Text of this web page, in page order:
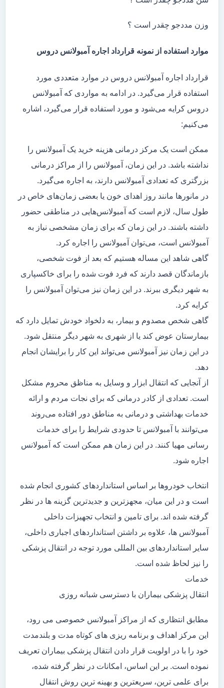
وزن مددجو چقدر است ؟
موارد استفاده از نمونه قرارداد اجاره آمبولانس دروس
قرارداد اجاره آمبولانس دروس در موارد متعددی مورد
استفاده قرار می‌گیرد. در ادامه به مواردی که آمبولانس
دروس کرایه می‌شود و مورد استفاده قرار می‌گیرد، اشاره
می‌کنیم:
ممکن است یک مرکز درمانی هزینه خرید یک آمبولانس را
نداشته باشد. در این زمان، آمبولانس را از مراکز درمانی
بزرگتری که تعدادی آمبولانس دارند، به اجاره می‌گیرد.
در مانور‌ها مانند روز اهدای خون یا بعضی زمان‌های خاص در
طول سال، لازم است که آمبولانس‌هایی در مناطقی حضور
داشته باشند. در این زمان که برای زمان مشخصی نیاز به
آمبولانس است، می‌توان آمبولانس را اجاره کرد.
گاهی شاهد این مساله هستیم که بعد از فوت شخصی،
بازماندگان قصد دارند که فرد فوت شده را برای خاکسپاری
به شهر دیگری ببرند. در این زمان نیز می‌توان آمبولانس را
کرایه کرد.
گاهی شخص مصدوم و بیمار، به دلخواد خودش تمایل دارد که
بیمارستان عوض کند یا از شهری به شهر دیگر منتقل شود.
در این زمان نیز آمبولانس می‌تواند این کار را برایشان انجام
دهد.
از آنجایی که انتقال ابزار و وسایل به مناظق محروم مشکل
است. تعدادی از کادر درمانی که برای نجات مردم و ارائه
خدمات بهداشتی و درمانی به مناطق دور افتاده می‌روند
می‌توانند با آمبولانس تا حدودی شرایط را برای خدمات
رسانی مهیا کنند. در این زمان هم ممکن است که آمبولانس
اجاره شود.
انتخاب خودروها بر اساس استانداردهای کشوری انجام شده
است و در این میان، مجهزترین و جدیدترین گزینه ها در نظر
گرفته شده اند. برای تامین و انتخاب تجهیزات داخلی
آمبولانس ها، علاوه بر داشتن استانداردهای اجباری داخلی،
سایر استانداردهای بین المللی مورد توجه در انتقال پزشکی
را نیز لحاظ شده است.
خدمات
انتقال پزشکی بیماران با دسترسی شبانه روزی
مطابق انتظاری که از مراکز آمبولانس خصوصی می رود،
این مرکز اهداف و برنامه ریزی های کوتاه مدت و بلندمدت
خود را با در اولویت قرار دادن انتقال پزشکی بیماران تعریف
نموده است. بر این اساس، امکانات در نظر گرفته شده،
برای علمی ترین، سریعترین و بهینه ترین روش انتقال